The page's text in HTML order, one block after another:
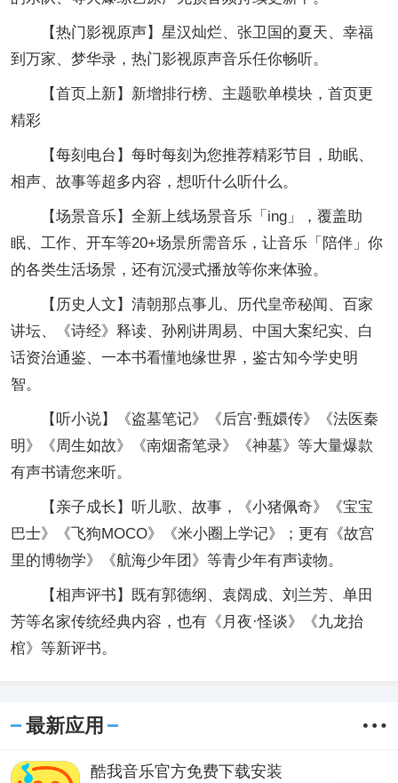
【热门影视原声】星汉灿烂、张卫国的夏天、幸福
到万家、梦华录，热门影视原声音乐任你畅听。
【首页上新】新增排行榜、主题歌单模块，首页更
精彩
【每刻电台】每时每刻为您推荐精彩节目，助眠、
相声、故事等超多内容，想听什么听什么。
【场景音乐】全新上线场景音乐「ing」，覆盖助
眠、工作、开车等20+场景所需音乐，让音乐「陪伴」你
的各类生活场景，还有沉浸式播放等你来体验。
【历史人文】清朝那点事儿、历代皇帝秘闻、百家
讲坛、《诗经》释读、孙刚讲周易、中国大案纪实、白
话资治通鉴、一本书看懂地缘世界，鉴古知今学史明
智。
【听小说】《盗墓笔记》《后宫·甄嬛传》《法医秦
明》《周生如故》《南烟斋笔录》《神墓》等大量爆款
有声书请您来听。
【亲子成长】听儿歌、故事，《小猪佩奇》《宝宝
巴士》《飞狗MOCO》《米小圈上学记》；更有《故宫
里的博物学》《航海少年团》等青少年有声读物。
【相声评书】既有郭德纲、袁阔成、刘兰芳、单田
芳等名家传统经典内容，也有《月夜·怪谈》《九龙抬
棺》等新评书。
最新应用
酷我音乐官方免费下载安装